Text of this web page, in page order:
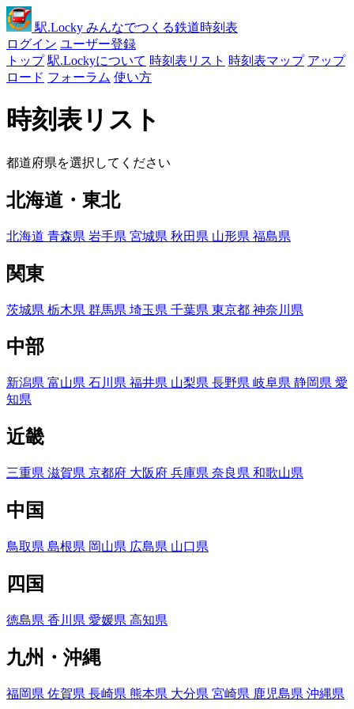
駅.Locky みんなでつくる鉄道時刻表
ログイン ユーザー登録
トップ 駅.Lockyについて 時刻表リスト 時刻表マップ アップ
ロード フォーラム 使い方
時刻表リスト
都道府県を選択してください
北海道・東北
北海道 青森県 岩手県 宮城県 秋田県 山形県 福島県
関東
茨城県 栃木県 群馬県 埼玉県 千葉県 東京都 神奈川県
中部
新潟県 富山県 石川県 福井県 山梨県 長野県 岐阜県 静岡県 愛
知県
近畿
三重県 滋賀県 京都府 大阪府 兵庫県 奈良県 和歌山県
中国
鳥取県 島根県 岡山県 広島県 山口県
四国
徳島県 香川県 愛媛県 高知県
九州・沖縄
福岡県 佐賀県 長崎県 熊本県 大分県 宮崎県 鹿児島県 沖縄県